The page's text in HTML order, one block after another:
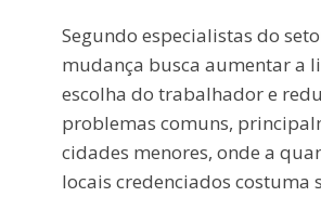
Segundo especialistas do
mudança busca aumentar a
escolha do trabalhador e
problemas comuns,
cidades menores, onde a
locais credenciados costuma